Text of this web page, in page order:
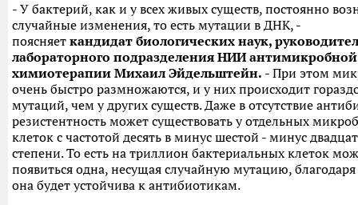
- У бактерий, как и у всех живых существ, постоянно
случайные изменения, то есть мутации в ДНК, -
поясняет кандидат биологических наук,
лабораторного подразделения НИИ антимикробной
химиотерапии Михаил Эйдельштейн. - При этом
очень быстро размножаются, и у них происходит
мутаций, чем у других существ. Даже в отсутствие
резистентность может существовать у отдельных
клеток с частотой десять в минус шестой - минус
степени. То есть на триллион бактериальных клеток
появиться одна, несущая случайную мутацию,
она будет устойчива к антибиотикам.